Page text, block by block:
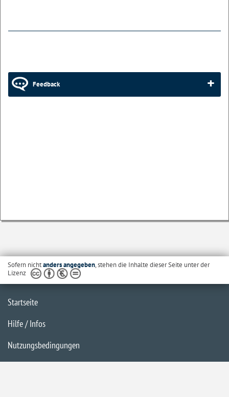
Feedback
Sofern nichtanders angegeben, stehen die Inhalte dieser Seite unter der
Lizenz
Startseite
Hilfe / Infos
Nutzungsbedingungen